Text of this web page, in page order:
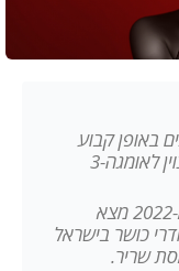
באופן קבוע
למרות שהים התיכון מהווה מקור מצוין לאומגה-3
מחקר מאוניברסיטת תל אביב מ-2022 מצא
כושר בישראל
שריר.